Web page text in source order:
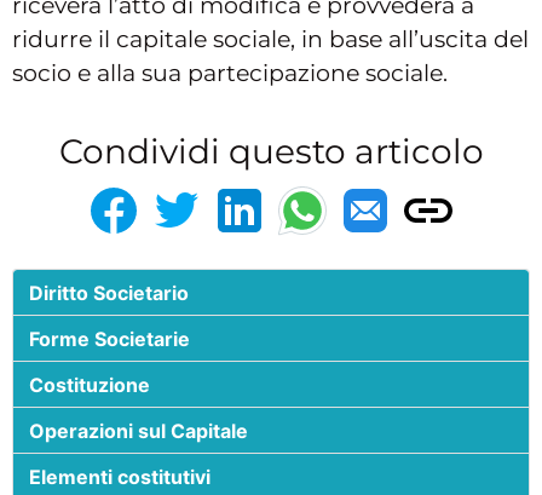
ridurre il capitale sociale, in base all’uscita del
socio e alla sua partecipazione sociale.
Condividi questo articolo
Diritto Societario
Forme Societarie
Costituzione
Operazioni sul Capitale
Elementi costitutivi